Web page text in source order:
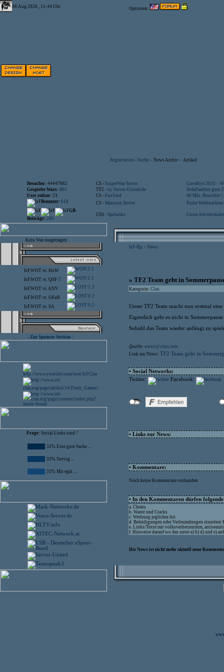
08.Aug.2026 , 15:44 Uhr Optionen:
Registration - Suche - News Archiv - Artikel
Besucher: 44447062 CS - SniperWar Server
Goodbye 2025 –
Gespielte Wars: 803 TF2 - by Server-United.de
SofaDaddler goes
User online: 23 CS - FunYard
40 Mio. Beuscher
Benutzer: 618 CS - Mansion Server
Frohe
GB-
Beiträge: 285
CSS - Spelunke Unser
Kein War eingetragen
IsF.WOT vs. HoW 2:1
IsF.WOT vs. QSF-7 2:1
IsF.WOT vs.ANV 1:2
IsF.WOT vs. OFaH 0:2
IsF.WOT vs. SA 0:2
- Zur Sponsor Section -
Frage: Social Links sind ?
33% Eine gute Sache ...
33% Nervig ...
33% Mir egal ...
IsF-Hp > News
» TF2 Team geht in
Kategorie: Clan
Unser TF2 Team macht nun erstmal
Eigentlich geht es nicht in
Sobald das Team wieder anfängt zu
Quelle: www.isf-clan.com
Link zur News: TF2 Team geht in
• Social Networks:
Twitter:
Facebook:
• Links zur News:
• Kommentare:
Noch keine Kommentare vorhanden
• In den Kommentaren dürfen
a. Cheats
b. Warez und Cracks
c. Werbung jeglicher Art
d. Beleidigungen oder Verleumdungen einzelner
e. Links/Texte mit volksverhetzendem,
f. Hinweise darauf wo das unter a) b) d) und e)
Die News ist nicht mehr aktuell neue